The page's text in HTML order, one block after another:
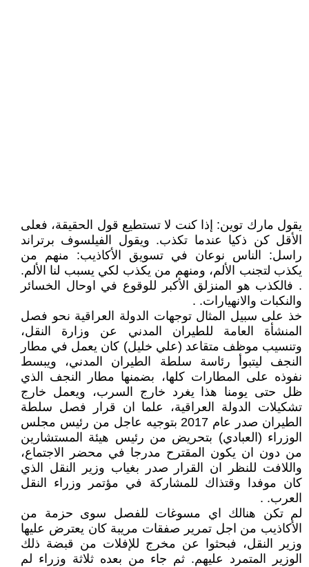
يقول مارك توين: إذا كنت لا تستطيع قول الحقيقة، فعلى
الأقل كن ذكيا عندما تكذب. ويقول الفيلسوف برتراند
راسل: الناس نوعان في تسويق الأكاذيب: منهم من
يكذب لتجنب الألم، ومنهم من يكذب لكي يسبب لنا الألم.
. فالكذب هو المنزلق الأكبر للوقوع في اوحال الخسائر
والنكبات والانهيارات. .
خذ على سبيل المثال توجهات الدولة العراقية نحو فصل
المنشأة العامة للطيران المدني عن وزارة النقل،
وتنسيب موظف متقاعد (علي خليل) كان يعمل في مطار
النجف ليتبوأ رئاسة سلطة الطيران المدني، ويبسط
نفوذه على المطارات كلها، بضمنها مطار النجف الذي
ظل حتى يومنا هذا يغرد خارج السرب، ويعمل خارج
تشكيلات الدولة العراقية، علما ان قرار فصل سلطة
الطيران صدر عام 2017 بتوجيه عاجل من رئيس مجلس
الوزراء (العبادي) بتحريض من رئيس هيئة المستشارين
من دون ان يكون المقترح مدرجا في محضر الاجتماع،
واللافت للنظر ان القرار صدر بغياب وزير النقل الذي
كان موفدا وقتذاك للمشاركة في مؤتمر وزراء النقل
العرب. .
لم تكن هنالك اي مسوغات للفصل سوى حزمة من
الأكاذيب من اجل تمرير صفقات مريبة كان يعترض عليها
وزير النقل، فبحثوا عن مخرج للإفلات من قبضة ذلك
الوزير المتمرد عليهم. ثم جاء من بعده ثلاثة وزراء لم